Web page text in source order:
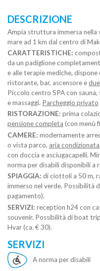
DESCRIZIONE
Ampia struttura immersa nella
mare ad 1 km dal centro di
CARATTERISTICHE:
da un padiglione
e alle terapie mediche,
ristorante, bar, ascensore e
Piccolo centro SPA con
e massaggi. Parcheggio privato
RISTORAZIONE: prima
pensione completa (con menù
CAMERE: modernamente
o vista parco, aria condizionata
con doccia e asciugacapelli.
norma per disabili disponibili a
SPIAGGIA: di ciottoli a 50 m,
immerso nel verde. Possibilità
pagamento).
SERVIZI: reception h24 con
souvenir. Possibilità di boat
Hvar (ca. € 30).
SERVIZI
A norma per disabili